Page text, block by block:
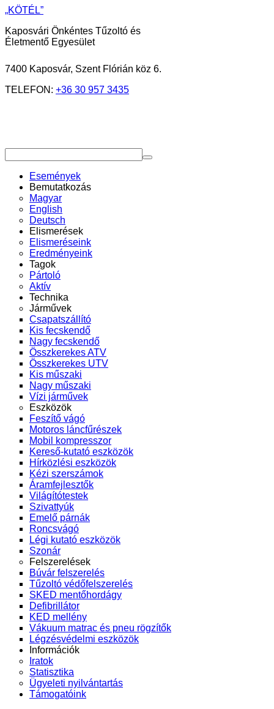
„KÖTÉL”
Kaposvári Önkéntes Tűzoltó és
Életmentő Egyesület
7400 Kaposvár, Szent Flórián köz 6.
TELEFON: +36 30 957 3435
Események
Bemutatkozás
Magyar
English
Deutsch
Elismerések
Elismeréseink
Eredményeink
Tagok
Pártoló
Aktív
Technika
Járművek
Csapatszállító
Kis fecskendő
Nagy fecskendő
Összkerekes ATV
Összkerekes UTV
Kis műszaki
Nagy műszaki
Vízi járművek
Eszközök
Feszítő vágó
Motoros láncfűrészek
Mobil kompresszor
Kereső-kutató eszközök
Hírközlési eszközök
Kézi szerszámok
Áramfejlesztők
Világítótestek
Szivattyúk
Emelő párnák
Roncsvágó
Légi kutató eszközök
Szonár
Felszerelések
Búvár felszerelés
Tűzoltó védőfelszerelés
SKED mentőhordágy
Defibrillátor
KED mellény
Vákuum matrac és pneu rögzítők
Légzésvédelmi eszközök
Információk
Iratok
Statisztika
Ügyeleti nyilvántartás
Támogatóink